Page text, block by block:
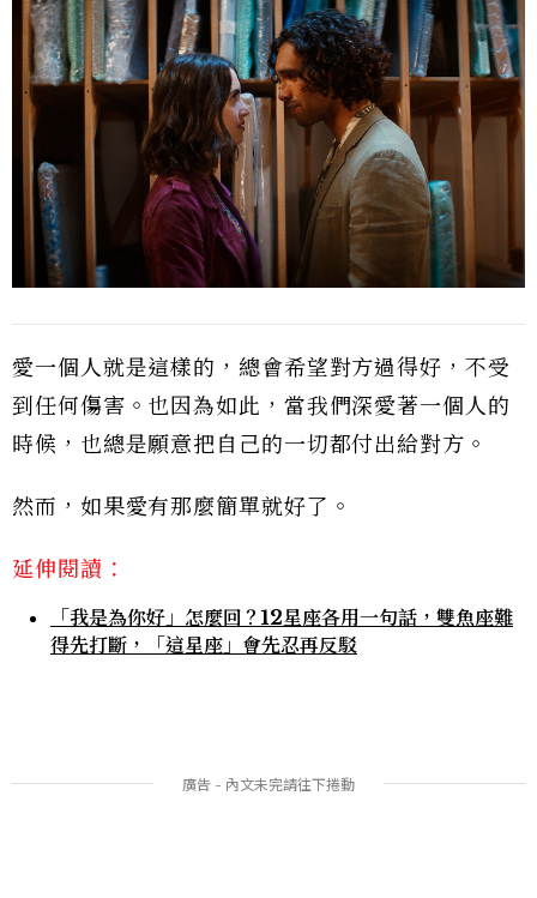
愛一個人就是這樣的，總會希望對方過得好，不受
到任何傷害。也因為如此，當我們深愛著一個人的
時候，也總是願意把自己的一切都付出給對方。
然而，如果愛有那麼簡單就好了。
延伸閱讀：
「我是為你好」怎麼回？12星座各用一句話，雙魚座難
得先打斷，「這星座」會先忍再反駁